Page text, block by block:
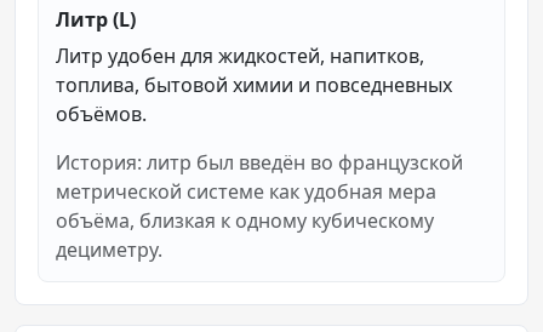
Литр (L)
Литр удобен для жидкостей, напитков,
топлива, бытовой химии и повседневных
объёмов.
История: литр был введён во французской
метрической системе как удобная мера
объёма, близкая к одному кубическому
дециметру.